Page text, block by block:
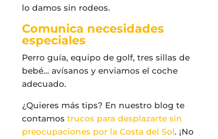
lo damos sin rodeos.
Comunica necesidades
especiales
Perro guía, equipo de golf, tres sillas de
bebé… avísanos y enviamos el coche
adecuado.
¿Quieres más tips? En nuestro blog te
contamos trucos para desplazarte sin
preocupaciones por la Costa del Sol. ¡No